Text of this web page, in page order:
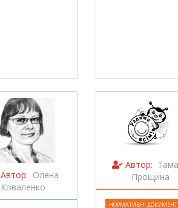
Автор: Олена
Коваленко
Автор:
Прощина
НОРМАТИВНІ